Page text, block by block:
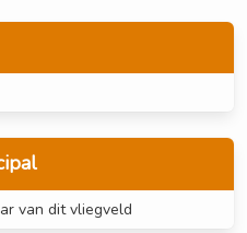
van dit vliegveld